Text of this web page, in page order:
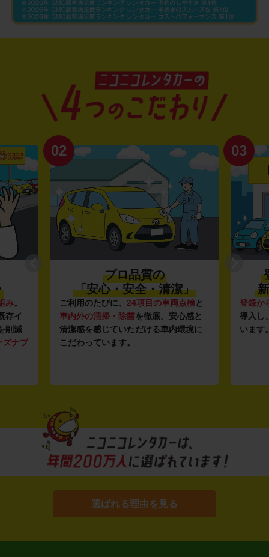
み。
存イ
削減
ズナブ
02
プロ品質の
「安心・安全・清潔」
ご利用のたびに、 24項目の車両点検と
車内外の清掃・除菌を徹底。安心感と
清潔感を感じていただける車内環境に
こだわっています。
03
登録か
導入し
います
選ばれる理由を見る